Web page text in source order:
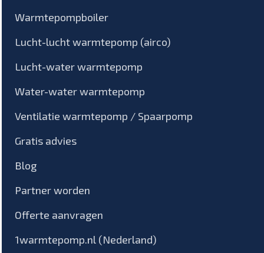
Warmtepompboiler
Lucht-lucht warmtepomp (airco)
Lucht-water warmtepomp
Water-water warmtepomp
Ventilatie warmtepomp / Spaarpomp
Gratis advies
Blog
Partner worden
Offerte aanvragen
1warmtepomp.nl (Nederland)